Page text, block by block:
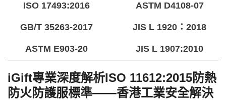
ISO 17493:2016 ASTM D4108-07
GB/T 35263-2017 JIS L 1920：2018
ASTM E903-20 JIS L 1907:2010
iGift專業深度解析ISO 11612:2015防熱
防火防護服標準——香港工業安全解決